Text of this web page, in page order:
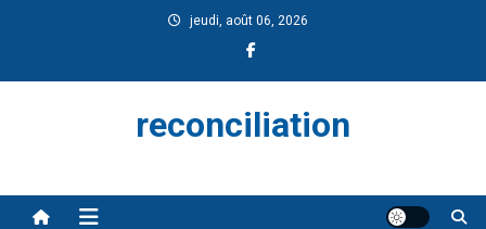
jeudi, août 06, 2026
reconciliation